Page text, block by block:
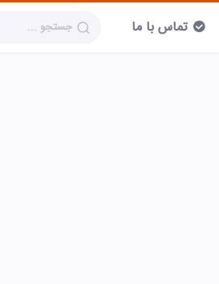
تماس با ما